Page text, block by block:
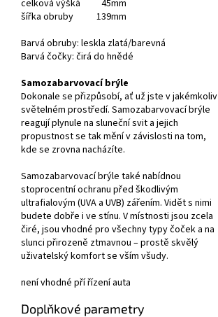
celková výšká 45mm
šířka obruby 139mm
Barvá obruby: leskla zlatá/barevná
Barvá čočky: čirá do hnědé
Samozabarvovací brýle
Dokonale se přizpůsobí, ať už jste v jakémkoliv
světelném prostředí. Samozabarvovací brýle
reagují plynule na sluneční svit a jejich
propustnost se tak mění v závislosti na tom,
kde se zrovna nacházíte.
Samozabarvovací brýle také nabídnou
stoprocentní ochranu před škodlivým
ultrafialovým (UVA a UVB) zářením. Vidět s nimi
budete dobře i ve stínu. V místnosti jsou zcela
čiré, jsou vhodné pro všechny typy čoček a na
slunci přirozeně ztmavnou – prostě skvělý
uživatelský komfort se vším všudy.
není vhodné pří řízení auta
Doplňkové parametry